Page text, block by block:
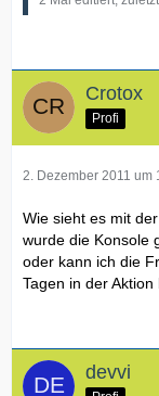
Crotox
Profi
2. Dezember 2011 um
Wie sieht es mit
wurde die Konsole
oder kann ich die
Tagen in der
devvi